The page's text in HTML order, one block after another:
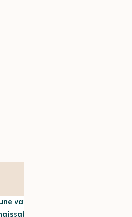
variété rare et fascinante du
à ses grains allongés et à